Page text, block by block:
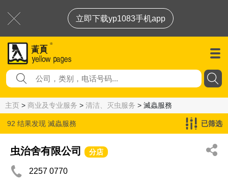
立即下载yp1083手机app
主页 > 商业及专业服务 > 清洁、灭虫服务 > 滅蟲服務
92 结果发现 滅蟲服務 已筛选
虫治舍有限公司 分店
2257 0770